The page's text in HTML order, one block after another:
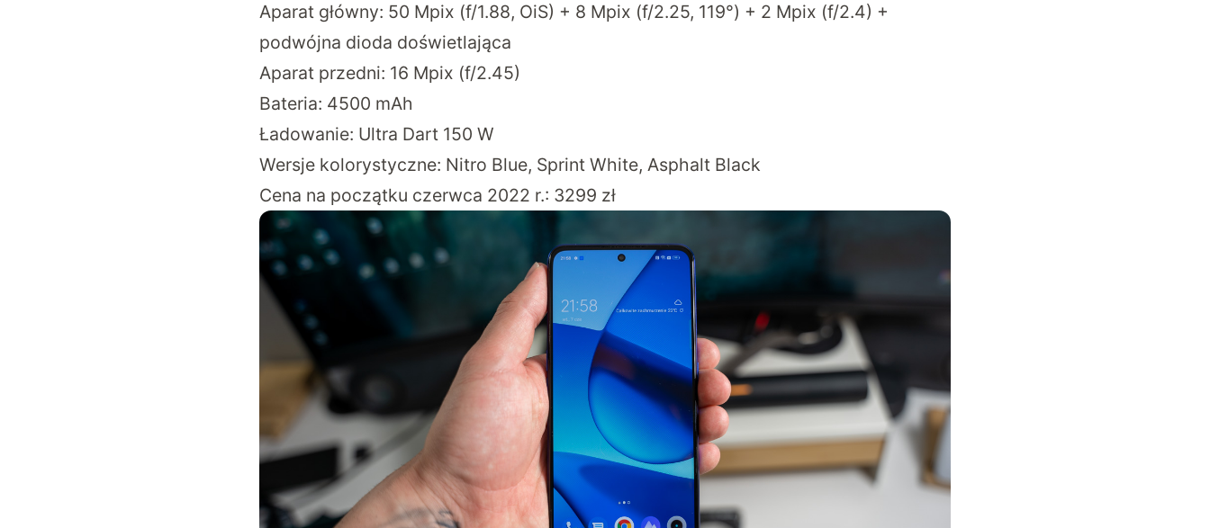
Aparat główny: 50 Mpix (f/1.88, OiS) + 8 Mpix (f/2.25, 119°) + 2 Mpix (f/2.4) +
podwójna dioda doświetlająca
Aparat przedni: 16 Mpix (f/2.45)
Bateria: 4500 mAh
Ładowanie: Ultra Dart 150 W
Wersje kolorystyczne: Nitro Blue, Sprint White, Asphalt Black
Cena na początku czerwca 2022 r.: 3299 zł